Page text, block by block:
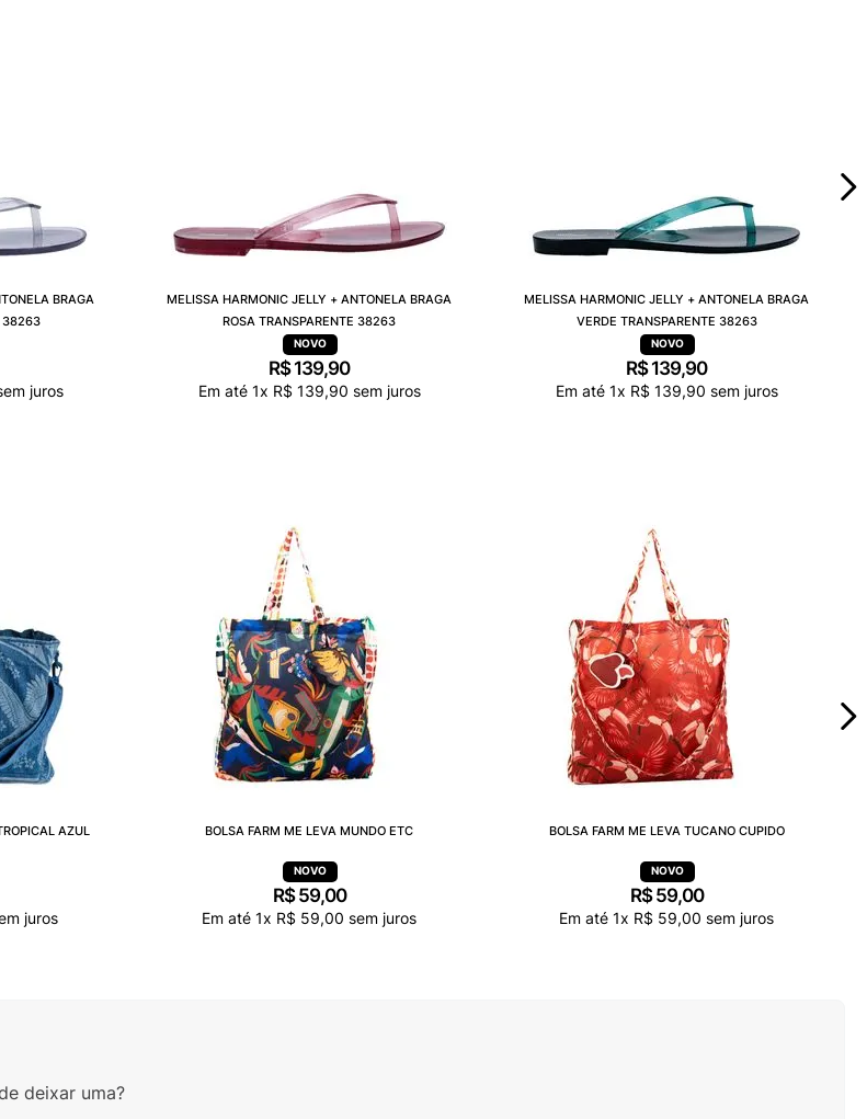
BRAGA
38263
juros
MELISSA HARMONIC JELLY + ANTONELA BRAGA
ROSA TRANSPARENTE 38263
R$ 139,90
Em até 1x R$ 139,90 sem juros
MELISSA HARMONIC JELLY + ANTONELA BRAGA
VERDE TRANSPARENTE 38263
R$ 139,90
Em até 1x R$ 139,90 sem juros
AZUL
juros
BOLSA FARM ME LEVA MUNDO ETC
R$ 59,00
Em até 1x R$ 59,00 sem juros
BOLSA FARM ME LEVA TUCANO CUPIDO
R$ 59,00
Em até 1x R$ 59,00 sem juros
deixar uma?